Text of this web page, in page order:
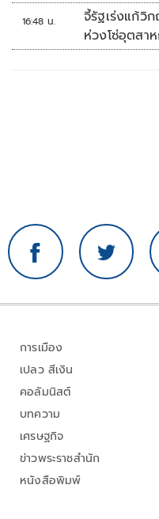
16:48 น.
จี้รัฐเร่งแก้วิ
ห่วงโซ่อุตสา
การเมือง
เปลว สีเงิน
คอลัมนิสต์
บทความ
เศรษฐกิจ
ข่าวพระราชสำนัก
หนังสือพิมพ์